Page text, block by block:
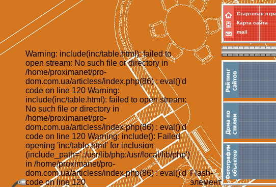
Warning: include(inc/table.html): failed to
open stream: No such file or directory in
/home/proximanet/pro-
dom.com.ua/articless/index.php(86) : eval()'d
code on line 120 Warning:
include(inc/table.html): failed to open stream:
No such file or directory in
/home/proximanet/pro-
dom.com.ua/articless/index.php(86) : eval()'d
code on line 120 Warning: include(): Failed
opening 'inc/table.html' for inclusion
(include_path='.:/usr/lib/php:/usr/local/lib/php')
in /home/proximanet/pro-
dom.com.ua/articless/index.php(86) : eval()'d
code on line 120
Flash-
элемент
Стартовая
Карта сайта
mail